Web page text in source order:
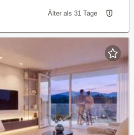
Älter als 31 Tage